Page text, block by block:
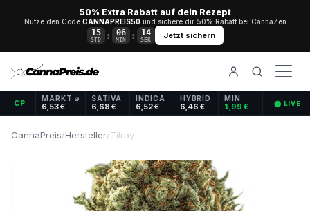
50% Extra Rabatt auf dein Rezept
Nutze den Code CANNAPREIS50und sichere dir 50% Rabatt bei CannaZen
15
STD : 06
MIN : 13
SEK Jetzt sichern
CP
MARKT ⌀
6,53 €
SATIVA
6,68 €
INDICA
6,52 €
HYBRID
6,46 €
MIN
1,99 € ⬤ LIVE
CannaPreis/Hersteller/Tilray